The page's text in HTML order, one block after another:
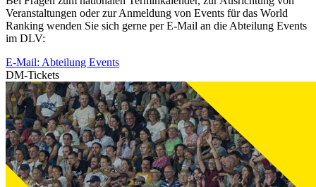
Veranstaltungen oder zur Anmeldung von Events für das World
Ranking wenden Sie sich gerne per E-Mail an die Abteilung Events
im DLV:
E-Mail: Abteilung Events
DM-Tickets